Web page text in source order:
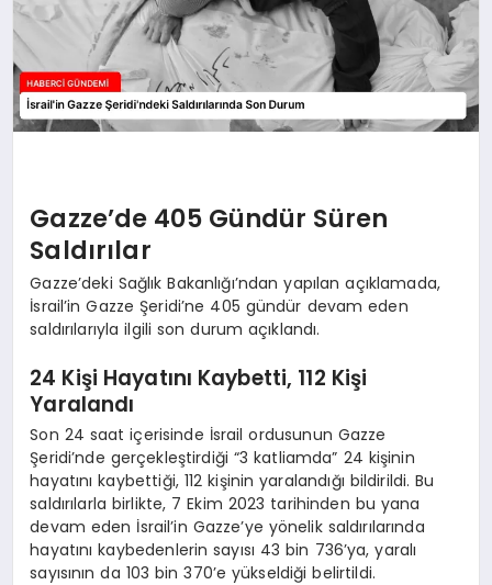
Gazze’de 405 Gündür Süren
Saldırılar
Gazze’deki Sağlık Bakanlığı’ndan yapılan açıklamada,
İsrail’in Gazze Şeridi’ne 405 gündür devam eden
saldırılarıyla ilgili son durum açıklandı.
24 Kişi Hayatını Kaybetti, 112 Kişi
Yaralandı
Son 24 saat içerisinde İsrail ordusunun Gazze
Şeridi’nde gerçekleştirdiği “3 katliamda” 24 kişinin
hayatını kaybettiği, 112 kişinin yaralandığı bildirildi. Bu
saldırılarla birlikte, 7 Ekim 2023 tarihinden bu yana
devam eden İsrail’in Gazze’ye yönelik saldırılarında
hayatını kaybedenlerin sayısı 43 bin 736’ya, yaralı
sayısının da 103 bin 370’e yükseldiği belirtildi.